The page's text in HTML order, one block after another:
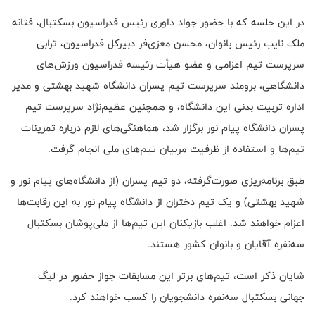
در این جلسه که با حضور جواد داوری رئیس فدراسیون بسکتبال، فتانه
ملک نایب رئیس بانوان، محسن معزی‌فر دبیرکل فدراسیون، ترابی
سرپرست تیم اعزامی و عضو هیأت رئیسه فدراسیون ورزش‌های
دانشگاهی، برومند سرپرست تیم پسران دانشگاه شهید بهشتی و مدیر
اداره تربیت بدنی این دانشگاه، و همچنین عظیم‌نژاد سرپرست تیم
پسران دانشگاه پیام نور برگزار شد، هماهنگی‌های لازم درباره تمرینات
تیم‌ها و استفاده از ظرفیت مربیان تیم‌های ملی انجام گرفت.
طبق برنامه‌ریزی صورت‌گرفته، دو تیم پسران (از دانشگاه‌های پیام نور و
شهید بهشتی) و یک تیم دختران از دانشگاه پیام نور به این رقابت‌ها
اعزام خواهند شد. اغلب بازیکنان این تیم‌ها از ملی‌پوشان بسکتبال
سه‌نفره آقایان و بانوان کشور هستند.
شایان ذکر است، تیم‌های برتر این مسابقات جواز حضور در لیگ
جهانی بسکتبال سه‌نفره دانشجویان را کسب خواهند کرد.